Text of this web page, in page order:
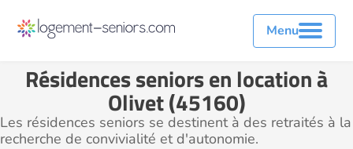
Menu
Résidences seniors en location à
Olivet (45160)
Les résidences seniors se destinent à des retraités à la
recherche de convivialité et d'autonomie.